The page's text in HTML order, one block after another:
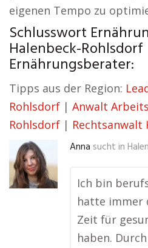
eigenen Tempo zu
Schlusswort
Halenbeck-Rohlsdorf
Ernährungsberater:
Tipps aus der Region:
Rohlsdorf | Anwalt
Rohlsdorf | Rechtsanwalt
Anna sucht in
Ich bin
hatte immer
Zeit für
haben.